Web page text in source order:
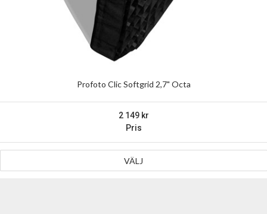
Profoto Clic Softgrid 2,7" Octa
Pris
2 149
VÄLJ